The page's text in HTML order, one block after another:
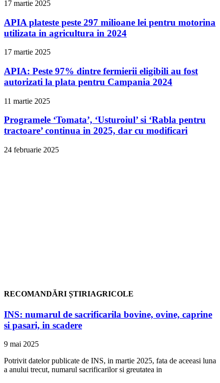
17 martie 2025
APIA plateste peste 297 milioane lei pentru motorina
utilizata in agricultura in 2024
17 martie 2025
APIA: Peste 97% dintre fermierii eligibili au fost
autorizati la plata pentru Campania 2024
11 martie 2025
Programele ‘Tomata’, ‘Usturoiul’ si ‘Rabla pentru
tractoare’ continua in 2025, dar cu modificari
24 februarie 2025
RECOMANDĂRI ȘTIRIAGRICOLE
INS: numarul de sacrificarila bovine, ovine, caprine
si pasari, in scadere
9 mai 2025
Potrivit datelor publicate de INS, in martie 2025, fata de aceeasi luna
a anului trecut, numarul sacrificarilor si greutatea in